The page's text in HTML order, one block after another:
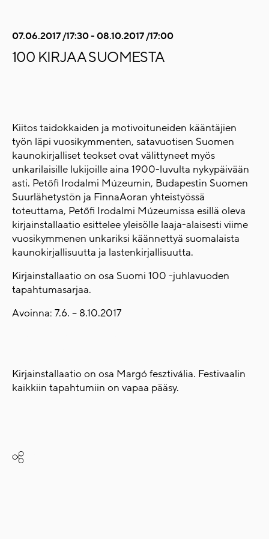
07.06.2017 /17:30 - 08.10.2017 /17:00
100 KIRJAA SUOMESTA
Kiitos taidokkaiden ja motivoituneiden kääntäjien
työn läpi vuosikymmenten, satavuotisen Suomen
kaunokirjalliset teokset ovat välittyneet myös
unkarilaisille lukijoille aina 1900-luvulta nykypäivään
asti. Petőfi Irodalmi Múzeumin, Budapestin Suomen
Suurlähetystön ja FinnaAoran yhteistyössä
toteuttama, Petőfi Irodalmi Múzeumissa esillä oleva
kirjainstallaatio esittelee yleisölle laaja-alaisesti viime
vuosikymmenen unkariksi käännettyä suomalaista
kaunokirjallisuutta ja lastenkirjallisuutta.
Kirjainstallaatio on osa Suomi 100 -juhlavuoden
tapahtumasarjaa.
Avoinna: 7.6. – 8.10.2017
Kirjainstallaatio on osa Margó fesztivália. Festivaalin
kaikkiin tapahtumiin on vapaa pääsy.